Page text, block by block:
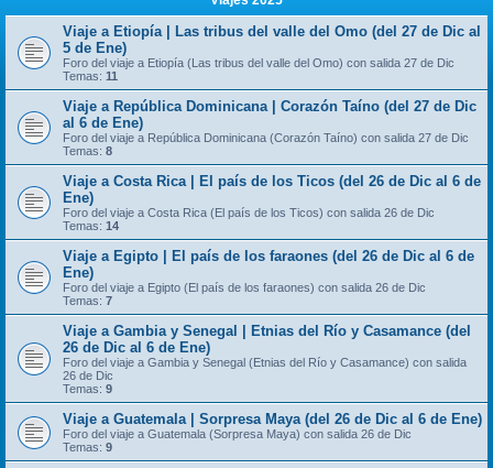
Viaje a Etiopía | Las tribus del valle del Omo (del 27 de Dic al
5 de Ene)
Foro del viaje a Etiopía (Las tribus del valle del Omo) con salida 27 de Dic
Temas: 11
Viaje a República Dominicana | Corazón Taíno (del 27 de Dic
al 6 de Ene)
Foro del viaje a República Dominicana (Corazón Taíno) con salida 27 de Dic
Temas: 8
Viaje a Costa Rica | El país de los Ticos (del 26 de Dic al 6 de
Ene)
Foro del viaje a Costa Rica (El país de los Ticos) con salida 26 de Dic
Temas: 14
Viaje a Egipto | El país de los faraones (del 26 de Dic al 6 de
Ene)
Foro del viaje a Egipto (El país de los faraones) con salida 26 de Dic
Temas: 7
Viaje a Gambia y Senegal | Etnias del Río y Casamance (del
26 de Dic al 6 de Ene)
Foro del viaje a Gambia y Senegal (Etnias del Río y Casamance) con salida
26 de Dic
Temas: 9
Viaje a Guatemala | Sorpresa Maya (del 26 de Dic al 6 de Ene)
Foro del viaje a Guatemala (Sorpresa Maya) con salida 26 de Dic
Temas: 9